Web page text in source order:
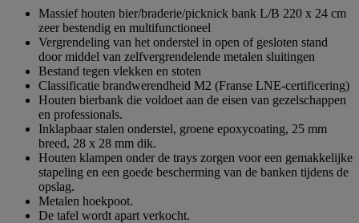
sterren.
Massief houten bier/braderie/picknick bank L/B 220 x 24 cm
zeer bestendig en multifunctioneel
Vergrendeling van het onderstel in open of gesloten stand
door middel van zelfvergrendelende metalen sluitingen
Bestand tegen vlekken en stoten
Classificatie brandwerendheid M2 (Franse LNE-certificering)
Houten bierbank die voldoet aan de eisen van gezelschappen
en professionals.
Inklapbaar stalen onderstel, groene epoxycoating, 25 mm
breed, 28 x 28 mm dik.
Houten klampen onder de trays zorgen voor een gemakkelijke
stapeling en een goede bescherming van de banken tijdens de
opslag.
Metalen hoekpoot.
De tafel wordt apart verkocht.